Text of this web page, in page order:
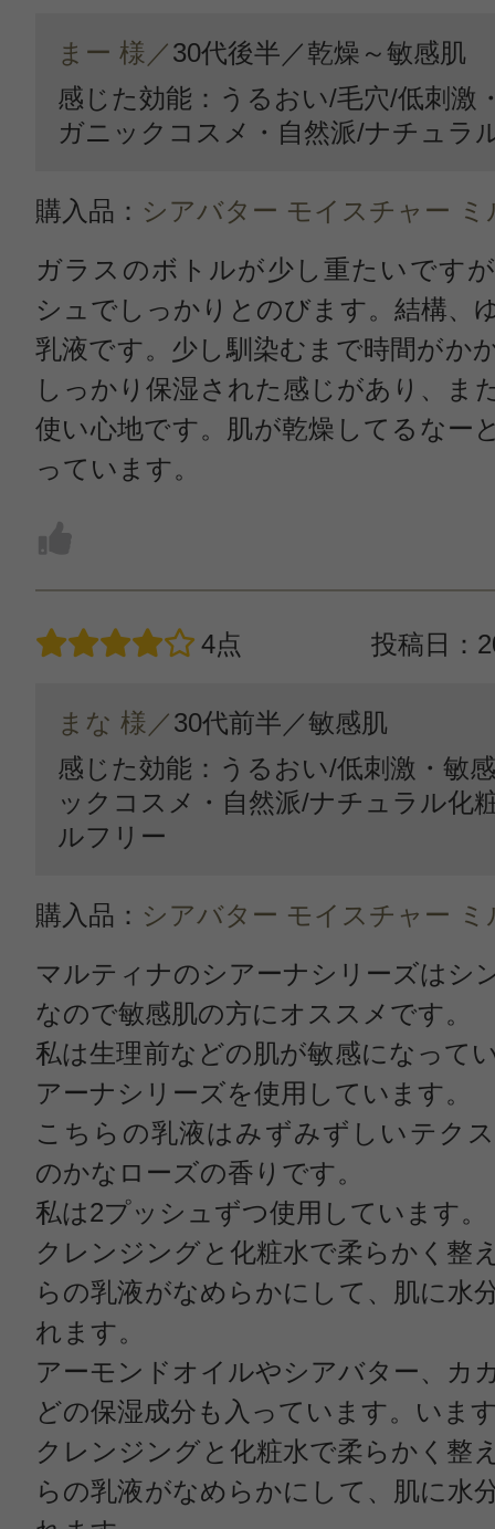
まー 様／30代後半／乾燥～敏感肌
感じた効能：うるおい/毛穴/低刺激
ガニックコスメ・自然派/ナチュラ
購入品： シアバター モイスチャー ミ
ガラスのボトルが少し重たいです
シュでしっかりとのびます。結構、
乳液です。少し馴染むまで時間がか
しっかり保湿された感じがあり、ま
使い心地です。肌が乾燥してるなー
っています。
4点 投稿日：
まな 様／30代前半／敏感肌
感じた効能：うるおい/低刺激・敏
ックコスメ・自然派/ナチュラル化
ルフリー
購入品： シアバター モイスチャー ミ
マルティナのシアーナシリーズはシ
なので敏感肌の方にオススメです。
私は生理前などの肌が敏感になって
アーナシリーズを使用しています。
こちらの乳液はみずみずしいテク
のかなローズの香りです。
私は2プッシュずつ使用しています。
クレンジングと化粧水で柔らかく整
らの乳液がなめらかにして、肌に水
れます。
アーモンドオイルやシアバター、カ
どの保湿成分も入っています。いま
クレンジングと化粧水で柔らかく整
らの乳液がなめらかにして、肌に水